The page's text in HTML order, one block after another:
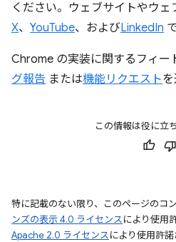
ください。ウェブサイトやウェ
X、 YouTube、およびLinkedIn
Chrome の実装に関するフィー
グ報告 または機能リクエスト
この情報は役に立
特に記載のない限り、このページのコ
ンズの表示 4.0 ライセンスにより使用
Apache 2.0 ライセンスにより使用許諾